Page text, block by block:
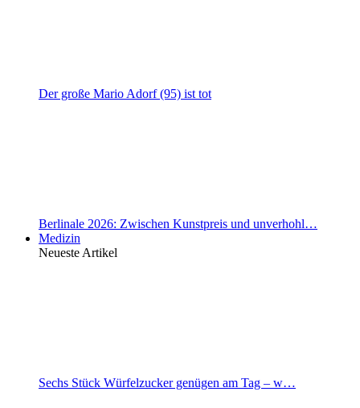
Der große Mario Adorf (95) ist tot
Berlinale 2026: Zwischen Kunstpreis und unverhohl…
Medizin
Neueste Artikel
Sechs Stück Würfelzucker genügen am Tag – w…